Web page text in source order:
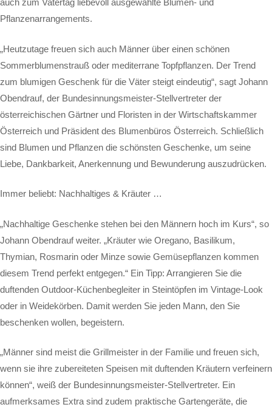
auch zum Vatertag liebevoll ausgewählte Blumen- und
Pflanzenarrangements.
„Heutzutage freuen sich auch Männer über einen schönen
Sommerblumenstrauß oder mediterrane Topfpflanzen. Der Trend
zum blumigen Geschenk für die Väter steigt eindeutig“, sagt Johann
Obendrauf, der Bundesinnungsmeister-Stellvertreter der
österreichischen Gärtner und Floristen in der Wirtschaftskammer
Österreich und Präsident des Blumenbüros Österreich. Schließlich
sind Blumen und Pflanzen die schönsten Geschenke, um seine
Liebe, Dankbarkeit, Anerkennung und Bewunderung auszudrücken.
Immer beliebt: Nachhaltiges & Kräuter …
„Nachhaltige Geschenke stehen bei den Männern hoch im Kurs“, so
Johann Obendrauf weiter. „Kräuter wie Oregano, Basilikum,
Thymian, Rosmarin oder Minze sowie Gemüsepflanzen kommen
diesem Trend perfekt entgegen.“ Ein Tipp: Arrangieren Sie die
duftenden Outdoor-Küchenbegleiter in Steintöpfen im Vintage-Look
oder in Weidekörben. Damit werden Sie jeden Mann, den Sie
beschenken wollen, begeistern.
„Männer sind meist die Grillmeister in der Familie und freuen sich,
wenn sie ihre zubereiteten Speisen mit duftenden Kräutern verfeinern
können“, weiß der Bundesinnungsmeister-Stellvertreter. Ein
aufmerksames Extra sind zudem praktische Gartengeräte, die